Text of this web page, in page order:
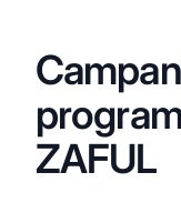
ZAFUL